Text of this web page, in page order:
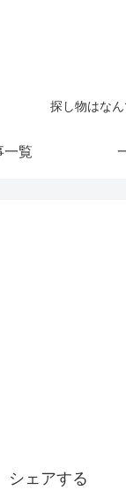
探し物はな
一覧
シェアする